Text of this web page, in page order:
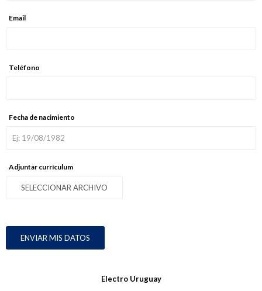
Email
Teléfono
Fecha de nacimiento
Adjuntar currículum
SELECCIONAR ARCHIVO
ENVIAR MIS DATOS
Electro Uruguay